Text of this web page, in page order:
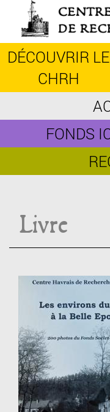
contenu
principal
DÉCOUVRIR LE
CHRH
FONDS
Livre